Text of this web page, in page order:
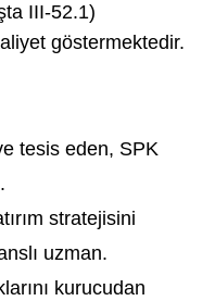
III-52.1)
göstermektedir.
tesis eden, SPK
stratejisini
uzman.
kurucudan